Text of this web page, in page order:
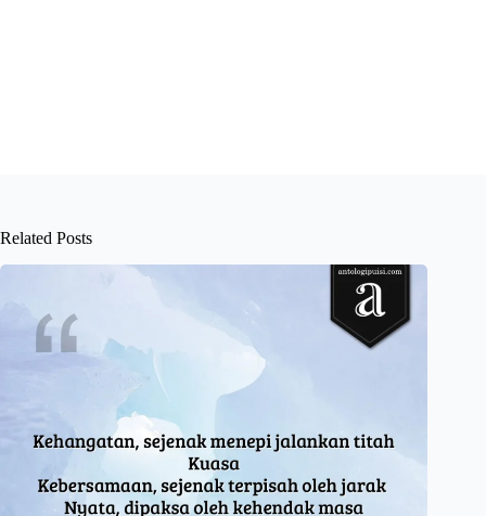
Related Posts